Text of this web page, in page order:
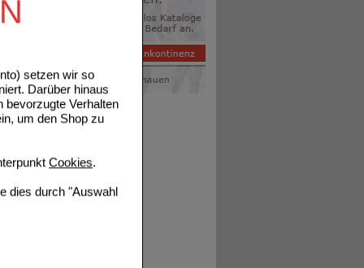
setzen wir so
Darüber hinaus
bevorzugte Verhalten
um den Shop zu
Cookies.
dies durch "Auswahl